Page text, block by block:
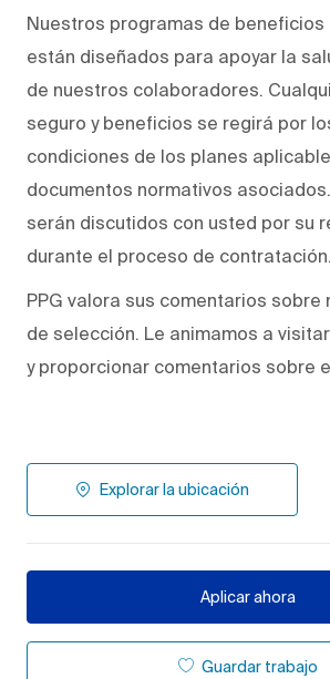
Nuestros programas de
están diseñados para apoyar la
de nuestros colaboradores.
seguro y beneficios se regirá por
condiciones de los planes
documentos normativos
serán discutidos con usted por su
durante el proceso de contratación.
PPG valora sus comentarios sobre
de selección. Le animamos a
y proporcionar comentarios sobre
Explorar la ubicación
Aplicar ahora
Guardar trabajo